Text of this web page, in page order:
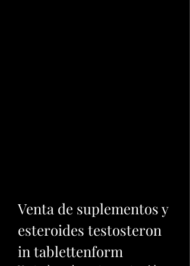
Venta de suplementos y
esteroides testosteron
in tablettenform